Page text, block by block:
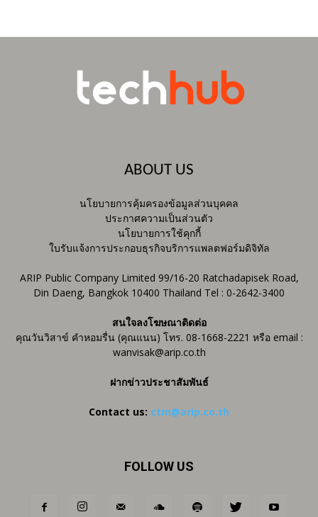
ABOUT US
นโยบายการคุ้มครองข้อมูลส่วนบุคคล
ประกาศความเป็นส่วนตัว
นโยบายการใช้คุกกี้
ใบรับแจ้งการประกอบธุรกิจบริการแพลตฟอร์มดิจิทัล
ARIP Public Company Limited 99/16-20 Ratchadapisek Road,
Din Daeng, Bangkok 10400 Thailand Tel : 0-2642-3400
สนใจลงโฆษณาติดต่อ
คุณวันวิสาข์ คำหอมรื่น (คุณแนน) โทร. 08-1668-2221 หรือ email :
wanvisak@arip.co.th
ฝากข่าวประชาสัมพันธ์
Contact us: ctm@arip.co.th
FOLLOW US